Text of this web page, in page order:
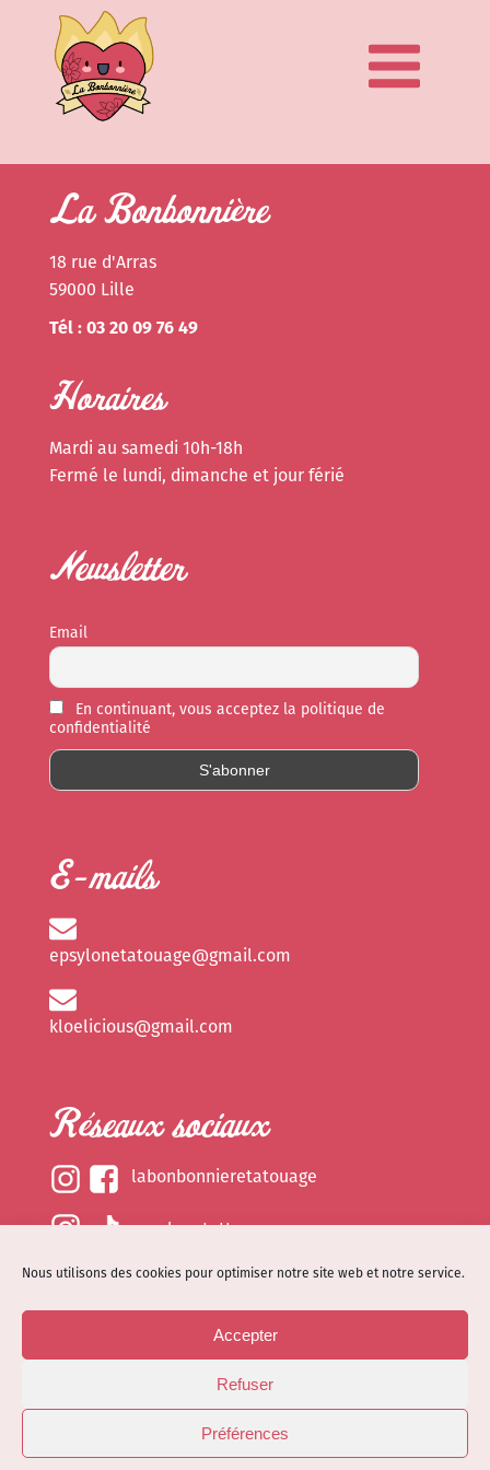
Nous utilisons des cookies pour optimiser notre site web et notre service.
Accepter
Refuser
Préférences
La Bonbonnière
18 rue d'Arras
59000 Lille
Tél : 03 20 09 76 49
Horaires
Mardi au samedi 10h-18h
Fermé le lundi, dimanche et jour férié
Newsletter
Email
En continuant, vous acceptez la politique de
confidentialité
E-mails
epsylonetatouage@gmail.com
kloelicious@gmail.com
Réseaux sociaux
labonbonnieretatouage
epsylonetattoo
kloelicious_
Mentions légales
Politique de cookies (EU)
© Site web réalisé parDénode- Illustrations par
Kloelicioustattoo tous droits réservés